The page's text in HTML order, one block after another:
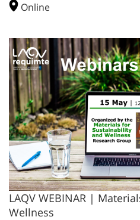
Online
LAQV WEBINAR |
Wellness